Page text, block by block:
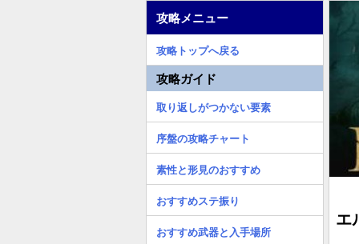
エ
攻略メニュー
攻略トップへ戻る
攻略ガイド
取り返しがつかない要素
序盤の攻略チャート
素性と形見のおすすめ
おすすめステ振り
おすすめ武器と入手場所